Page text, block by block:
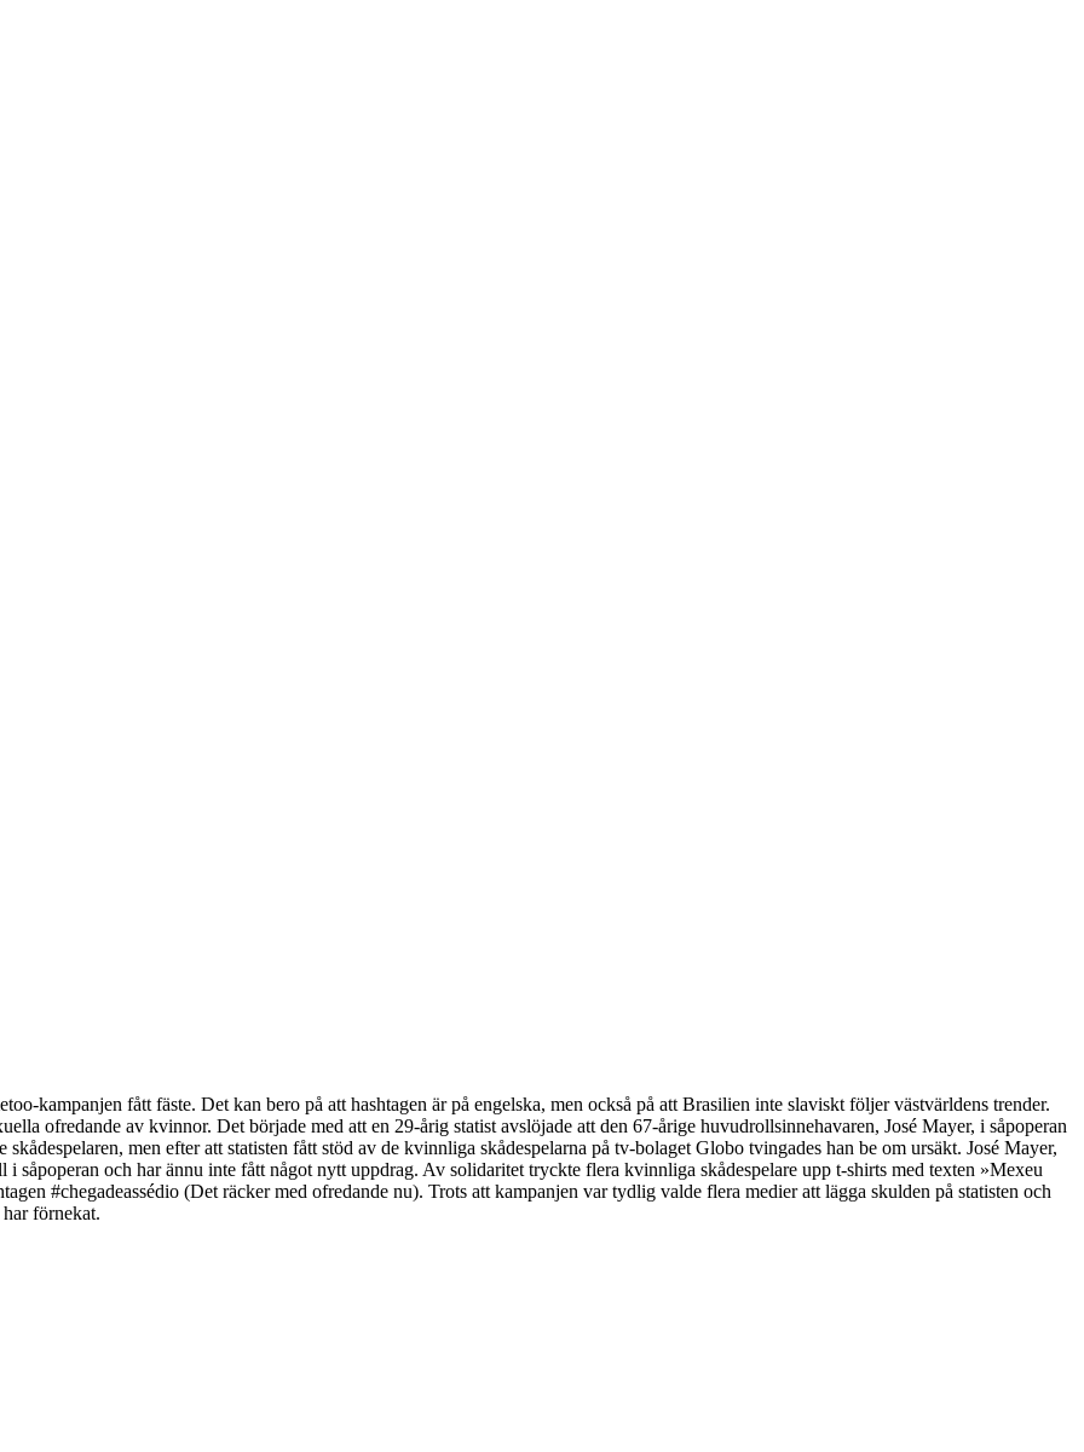
kampanjen fått fäste. Det kan bero på att hashtagen är på engelska, men också på att Brasilien inte slaviskt följer västvärldens trender.
ofredande av kvinnor. Det började med att en 29-årig statist avslöjade att den 67-årige huvudrollsinnehavaren, José Mayer, i såpoperan
men efter att statisten fått stöd av de kvinnliga skådespelarna på tv-bolaget Globo tvingades han be om ursäkt. José Mayer,
såpoperan och har ännu inte fått något nytt uppdrag. Av solidaritet tryckte flera kvinnliga skådespelare upp t-shirts med texten »Mexeu
#chegadeassédio (Det räcker med ofredande nu). Trots att kampanjen var tydlig valde flera medier att lägga skulden på statisten och
förnekat.